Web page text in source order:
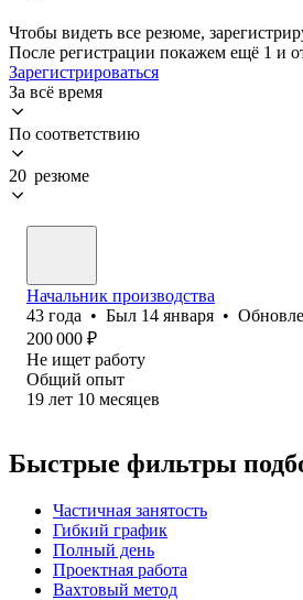
Чтобы видеть все резюме,
После регистрации покажем ещё 1 и
Зарегистрироваться
За всё время
По соответствию
20 резюме
Начальник производства
43 года • Был 14 января •
200 000 ₽
Не ищет работу
Общий опыт
19 лет 10 месяцев
Быстрые фильтры
Частичная занятость
Гибкий график
Полный день
Проектная работа
Вахтовый метод